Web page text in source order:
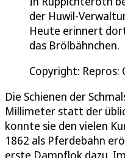
der Huwil-
Heute erinnert
das Brölbähnchen.
Copyright: Repros:
Die Schienen der
Millimeter statt der
konnte sie den vielen
1862 als Pferdebahn
erste Dampflok dazu.